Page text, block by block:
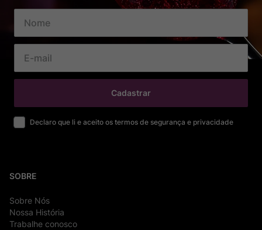
Cadastrar
Declaro que li e aceito os termos de segurança e privacidade
SOBRE
Sobre Nós
Nossa História
Trabalhe conosco